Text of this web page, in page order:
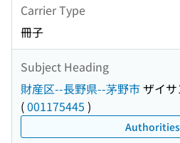
Carrier Type
冊子
Subject Heading
財産区--長野県--茅野市ザイ
(001175445 )
Authorities